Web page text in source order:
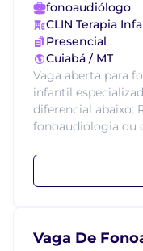
fonoaudiólogo
CLIN Terapia
Presencial
Cuiabá / MT
Vaga aberta para
infantil
diferencial abaixo:
fonoaudiologia ou
Vaga De